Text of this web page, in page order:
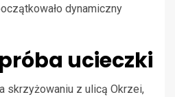
dynamiczny
ucieczki
skrzyżowaniu z ulicą Okrzei,